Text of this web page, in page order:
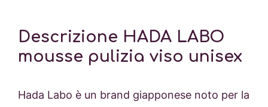
Descrizione HADA LABO
mousse pulizia viso unisex
Hada Labo è un brand giapponese noto per la